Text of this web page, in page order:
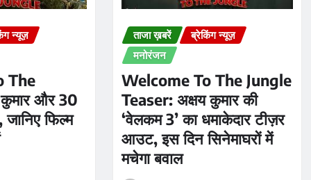
न्यूज़
The
और 30
जानिए फिल्म
ताजा ख़बरें
ब्रेकिंग न्यूज़
मनोरंजन
Welcome To The Jungle
Teaser: अक्षय कुमार की
‘वेलकम 3’ का धमाकेदार टीज़र
आउट, इस दिन सिनेमाघरों में
मचेगा बवाल